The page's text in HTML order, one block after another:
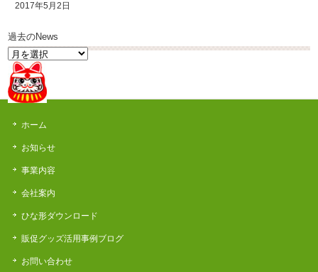
2017年5月2日
過去のNews
過
去
の
News
ホーム
お知らせ
事業内容
会社案内
ひな形ダウンロード
販促グッズ活用事例ブログ
お問い合わせ